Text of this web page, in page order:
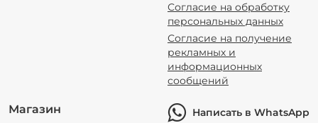
Согласие на обработку
персональных данных
Согласие на получение
рекламных и
информационных
сообщений
Магазин
Написать в WhatsApp